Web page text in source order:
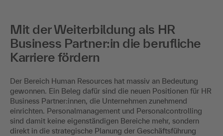
Mit der Weiterbildung als HR
Business Partner:in die berufliche
Karriere fördern
Der Bereich Human Resources hat massiv an Bedeutung
gewonnen. Ein Beleg dafür sind die neuen Positionen für HR
Business Partner:innen, die Unternehmen zunehmend
einrichten. Personalmanagement und Personalcontrolling
sind damit keine eigenständigen Bereiche mehr, sondern
direkt in die strategische Planung der Geschäftsführung